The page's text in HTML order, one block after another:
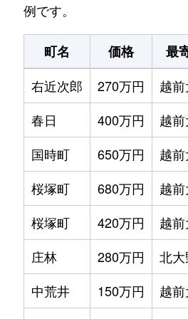
例です。
町名 価格 最
右近次郎
270万円 越
春日
400万円 越
国時町
650万円 越
桜塚町
680万円 越
桜塚町
420万円 越
庄林
280万円 北大
中荒井
150万円 越